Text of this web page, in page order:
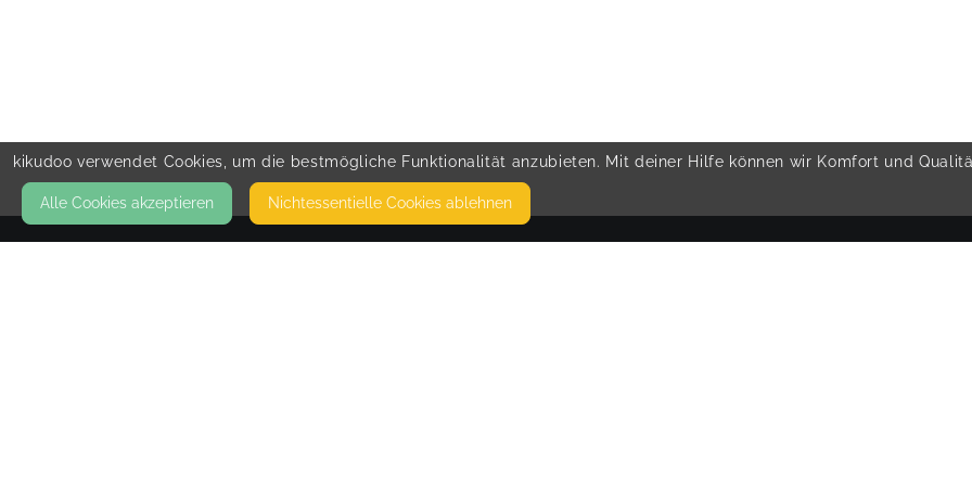
kikudoo verwendet Cookies, um die bestmögliche Funktionalität anzubieten. Mit deiner Hilfe können wir Komfort und
Alle Cookies akzeptieren Nicht­essentielle Cookies ablehnen